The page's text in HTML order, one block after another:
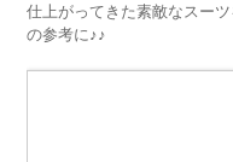
仕上がってきた素敵なスー
の参考に♪♪